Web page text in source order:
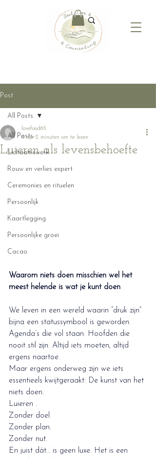
Post
All Posts
Lichaamswerk
Rouw en verlies expert
Ceremonies en rituelen
Persoonlijk
Kaartlegging
Persoonlijke groei
Cacao
All Posts
Luieren als levensbehoefte
lovefood65
8 apr2 minuten om te lezen
Waarom niets doen misschien wel het
meest helende is wat je kunt doen
We leven in een wereld waarin “druk zijn”
bijna een statussymbool is geworden.
Agenda’s die vol staan. Hoofden die
nooit stil zijn. Altijd iets moeten, altijd
ergens naartoe.
Maar ergens onderweg zijn we iets
essentieels kwijtgeraakt: De kunst van het
niets doen.
Luieren .
Zonder doel.
Zonder plan.
Zonder nut.
En juist dát… is geen luxe. Het is een